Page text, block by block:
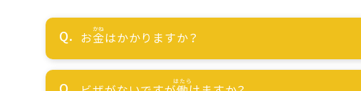
お金はかかりますか？